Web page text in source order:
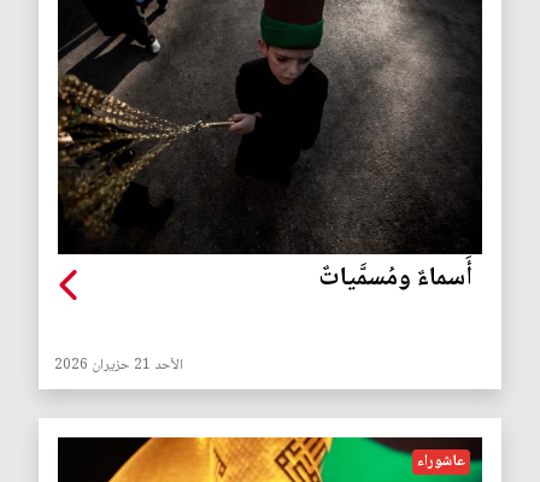
أَسماءٌ ومُسمَّياتٌ
الأحد 21 حزيران 2026
عاشوراء